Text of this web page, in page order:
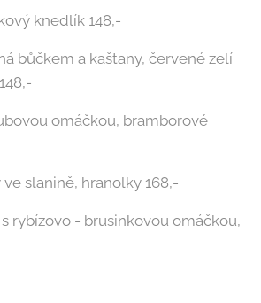
knedlík 148,-
bůčkem a kaštany, červené zelí
omáčkou, bramborové
slanině, hranolky 168,-
rybízovo - brusinkovou omáčkou,